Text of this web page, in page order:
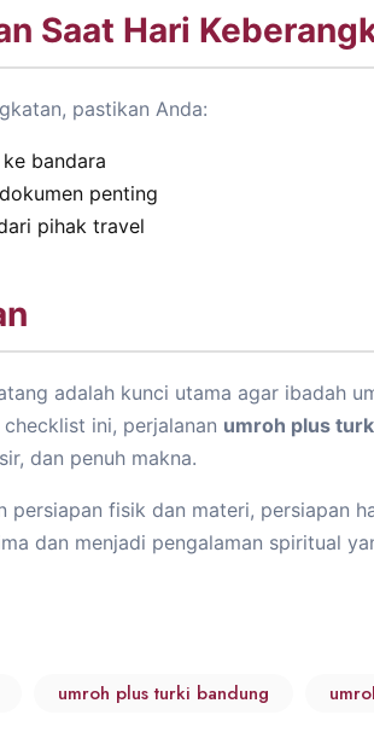
Saat Hari
pastikan Anda:
bandara
penting
pihak travel
adalah kunci utama agar ibadah
ini, perjalanan umroh plus
dan penuh makna.
persiapan fisik dan materi, persiapan
dan menjadi pengalaman spiritual
umroh plus turki bandung